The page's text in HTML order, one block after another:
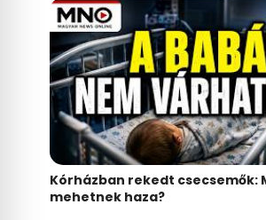
Kórházban rekedt csecsemők:
mehetnek haza?